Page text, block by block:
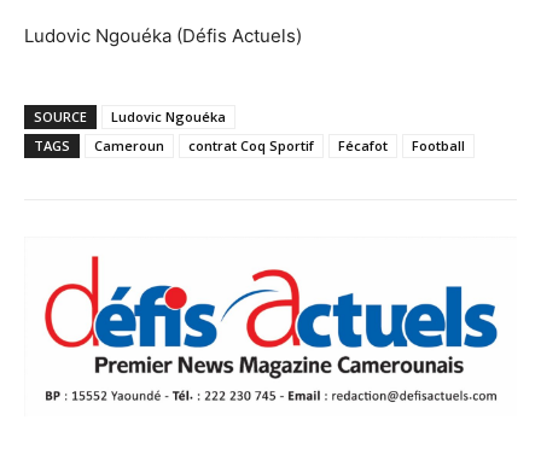
Ludovic Ngouéka (Défis Actuels)
SOURCE
Ludovic Ngouéka
TAGS
Cameroun contrat Coq Sportif Fécafot Football